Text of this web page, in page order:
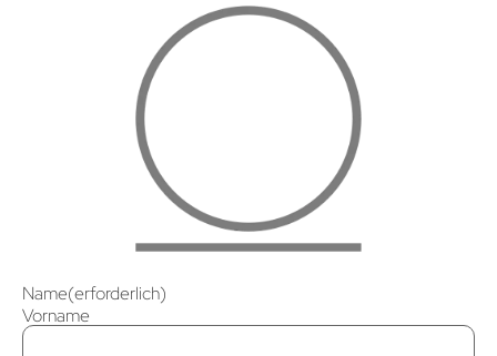
Name(erforderlich)
Vorname